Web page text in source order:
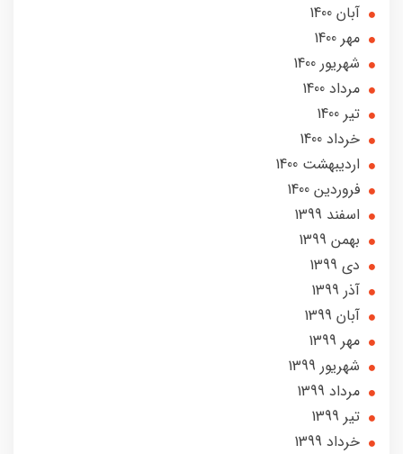
آبان 1400
مهر 1400
شهریور 1400
مرداد 1400
تير 1400
خرداد 1400
ارديبهشت 1400
فروردین 1400
اسفند 1399
بهمن 1399
دی 1399
آذر 1399
آبان 1399
مهر 1399
شهریور 1399
مرداد 1399
تير 1399
خرداد 1399